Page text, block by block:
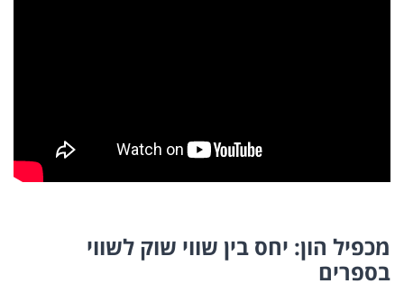
מכפיל הון: יחס בין שווי שוק לשווי
בספרים